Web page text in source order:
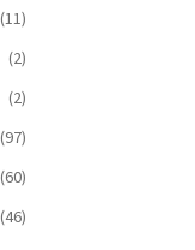
(11)
(2)
(2)
(97)
(60)
(46)